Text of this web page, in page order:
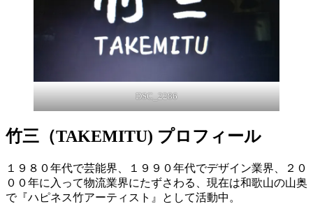
DSC_2286
竹三（TAKEMITU) プロフィール
１９８０年代で芸能界、１９９０年代でデザイン業界、２０
００年に入って物流業界にたずさわる、現在は和歌山の山奥
で『ハピネス竹アーティスト』として活動中。